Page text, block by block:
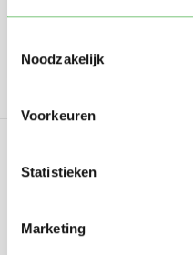
Noodzakelijk
Voorkeuren
Statistieken
Marketing
Oppasland is een